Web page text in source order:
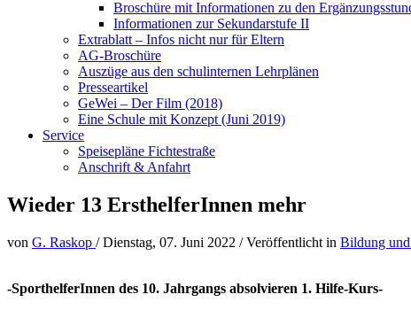
Broschüre mit Informationen zu den
Informationen zur Sekundarstufe II
Extrablatt – Infos nicht nur für Eltern
AG-Broschüre
Auszüge aus den schulinternen Lehrplänen
Presseartikel
GeWei – Der Film (2018)
Eine Schule mit Konzept (Juni 2019)
Service
Speisepläne Fichtestraße
Anschrift & Anfahrt
Wieder 13 ErsthelferInnen mehr
von G. Raskop /Dienstag, 07. Juni 2022 /Veröffentlicht in Bildung
-SporthelferInnen des 10. Jahrgangs absolvieren 1. Hilfe-Kurs-